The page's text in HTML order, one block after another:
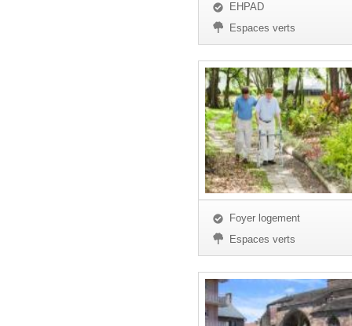
EHPAD
Espaces verts
Foyer logement
Espaces verts